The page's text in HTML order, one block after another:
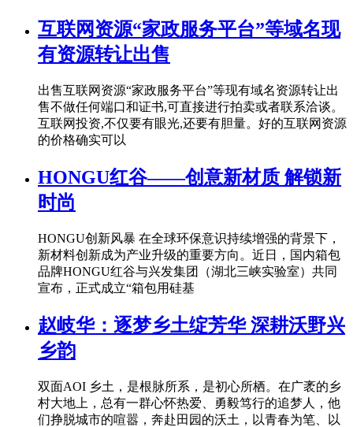
互联网资源“家政服务平台”等域名现
有资源转让出售
出售互联网资源“家政服务平台”等现有域名资源转让出
售不做任何端口和证书,可直接进行拍卖或者联系洽谈。
互联网投资,不仅要有眼光,还要有胆量。好的互联网资源
的价格确实可以
HONGU红谷——创意新材质 解锁新
时尚
HONGU创新风暴 在全球环保意识持续增强的背景下，
新材料创新成为产业升级的重要方向。近日，国内箱包
品牌HONGU红谷与兴发集团（湖北三峡实验室）共同
宣布，正式成立“箱包用硅基
赵岐华：逐梦乡土绽芳华 深耕沃野兴
乡韵
双面AOI 乡土，是根脉所系，是初心所栖。在广袤的乡
村大地上，总有一群心怀热爱、勇毅笃行的追梦人，他
们挣脱城市的喧嚣，奔赴田园的沃土，以青春为笔、以